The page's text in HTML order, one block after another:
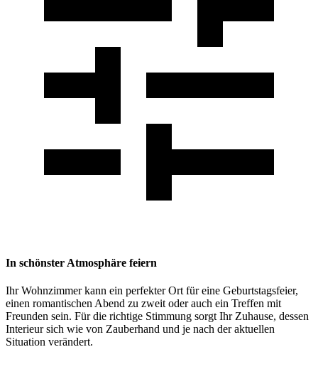
In schönster Atmosphäre feiern
Ihr Wohnzimmer kann ein perfekter Ort für eine Geburtstagsfeier,
einen romantischen Abend zu zweit oder auch ein Treffen mit
Freunden sein. Für die richtige Stimmung sorgt Ihr Zuhause, dessen
Interieur sich wie von Zauberhand und je nach der aktuellen
Situation verändert.